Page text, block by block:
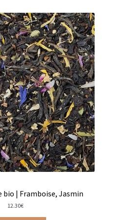
bio | Framboise, Jasmin
12.30€